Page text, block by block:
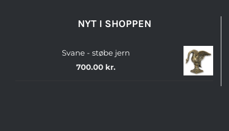
NYT I SHOPPEN
Svane - støbe jern
700.00 kr.